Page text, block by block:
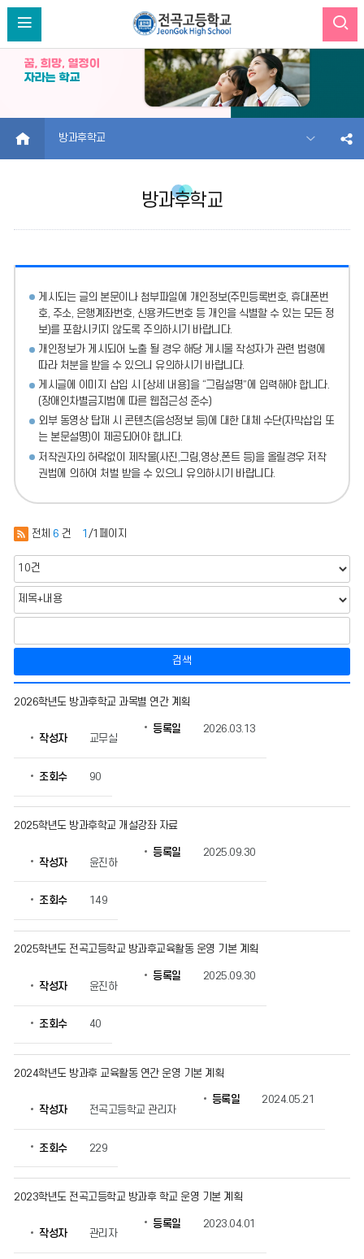
HOME 방과후학교
방과후학교
게시되는 글의 본문이나 첨부파일에
개인정보(주민등록번호, 휴대폰번
호, 주소, 은행계좌번호, 신용카드번호 등 개인을 식별할 수 있는 모든 정
보)를 포함시키지 않도록 주의하시기 바랍니다.
개인정보가 게시되어 노출 될 경우 해당 게시물 작성자가 관련 법령에
따라 처분을 받을 수 있으니 유의하시기 바랍니다.
게시글에 이미지 삽입 시 [상세 내용]을 “그림설명”에 입력해야 합니다.
(장애인차별금지법에 따른 웹접근성 준수)
외부 동영상 탑재 시 콘텐츠(음성정보 등)에 대한 대체 수단(자막삽입 또
는 본문설명)이 제공되어야 합니다.
저작권자의 허락없이 제작물(사진,그림,영상,폰트 등)을 올릴경우 저작
권법에 의하여 처벌 받을 수 있으니 유의하시기 바랍니다.
전체 6 건 1 /1페이지
검색
과
교
시
물
성
등
할
습
니
2026학년도 방과후학교 과목별 연간 계획
작성자 교무실
등록일 2026.03.13
조회수 90
2025학년도 방과후학교 개설강좌 자료
작성자 윤진하
등록일 2025.09.30
조회수 149
2025학년도 전곡고등학교 방과후교육활동 운영 기본 계획
작성자 윤진하
등록일 2025.09.30
조회수 40
2024학년도 방과후 교육활동 연간 운영 기본 계획
작성자 전곡고등학교 관리자
등록일 2024.05.21
조회수 229
2023학년도 전곡고등학교 방과후 학교 운영 기본 계획
작성자 관리자
등록일 2023.04.01